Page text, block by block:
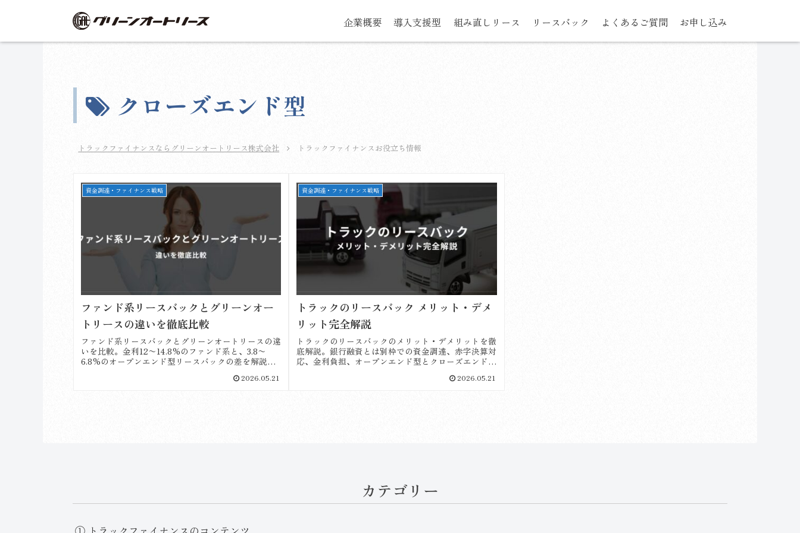
企業概要 導入支援型 組み直しリース リースバック よくあるご質問 お申し込み
クローズエンド型
トラックファイナンスならグリーンオートリース株式会社 トラックファイナンスお役立ち情報
資金調達・ファイナンス戦略
ファンド系リースバックとグリーンオー
トリースの違いを徹底比較
ファンド系リースバックとグリーンオートリースの違
いを比較。金利12〜14.8%のファンド系と、3.8〜
6.8%のオープンエンド型リースバックの差を解説。
2026.05.21
資金調達・ファイナンス戦略
トラックのリースバック メリット・デメ
リット完全解説
トラックのリースバックのメリット・デメリットを徹
底解説。銀行融資とは別枠での資金調達、赤字決算対
応、金利負担、オープンエンド型とクローズエンド型
2026.05.21
カテゴリー